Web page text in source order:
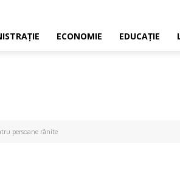
ECONOMIE EDUCAŢIE
persoane rănite